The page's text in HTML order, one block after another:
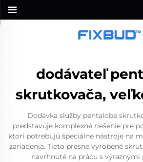
dodávateľ
skrutkovača,
Dodávka služby pentalobe
predstavuje komplexné riešenie pre
ktorí potrebujú špeciálne nástroje na
zariadenia. Tieto presne vyrobené
navrhnuté na prácu s